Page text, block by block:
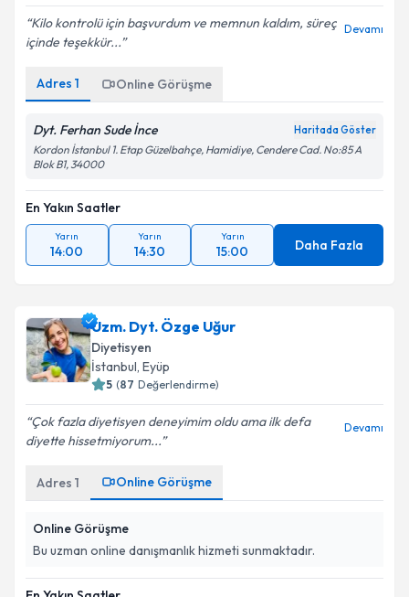
Kilo kontrolü için başvurdum ve memnun kaldım, süreç
içinde teşekkür...
Devamı
Adres 1 Online Görüşme
Dyt. Ferhan Sude İnce Haritada Göster
Kordon İstanbul 1. Etap Güzelbahçe, Hamidiye, Cendere Cad. No:85 A
Blok B1, 34000
En Yakın Saatler
Yarın
14:00
Yarın
14:30
Yarın
15:00 Daha Fazla
Uzm. Dyt. Özge Uğur
Diyetisyen
İstanbul, Eyüp
5 (87 Değerlendirme)
Çok fazla diyetisyen deneyimim oldu ama ilk defa
diyette hissetmiyorum...
Devamı
Adres 1 Online Görüşme
Online Görüşme
Bu uzman online danışmanlık hizmeti sunmaktadır.